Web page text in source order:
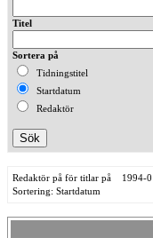
Titel
Sortera på
Tidningstitel
Startdatum
Redaktör
Redaktör på för titlar på 1994-
Sortering: Startdatum